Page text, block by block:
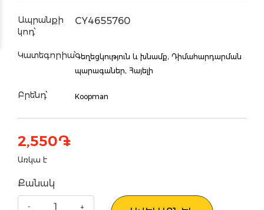
Ապրանքի
կոդ՝
CY4655760
Կատեգորիա՝Գեղեցկություն և խնամք, Դիմահարդարման
պարագաներ, Հայելի
Բրենդ՝ Koopman
2,550֏
Առկա է
Քանակ